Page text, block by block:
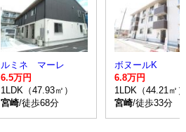
分 停歩4分
ルミネ マーレ
6.5万円
1LDK（47.93㎡）
宮崎/徒歩68分
ボヌールK
6.8万円
1LDK（44.21㎡）
宮崎/徒歩33分